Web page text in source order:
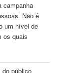
campanha
Não é
um nível de
os quais
público